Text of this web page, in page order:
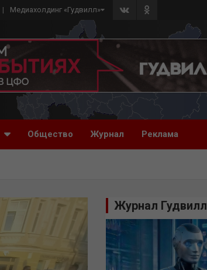
Медиахолдинг «Гудвилл»
Общество Журнал Реклама
Журнал Гудвилл